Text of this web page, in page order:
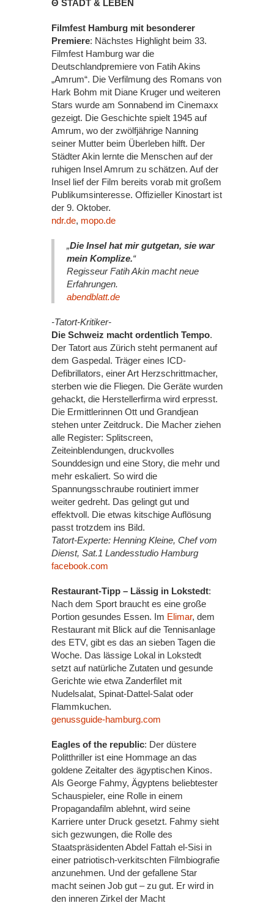
Θ STADT & LEBEN
Filmfest Hamburg mit besonderer
Premiere: Nächstes Highlight beim 33.
Filmfest Hamburg war die
Deutschlandpremiere von Fatih Akins
„Amrum“. Die Verfilmung des Romans von
Hark Bohm mit Diane Kruger und weiteren
Stars wurde am Sonnabend im Cinemaxx
gezeigt. Die Geschichte spielt 1945 auf
Amrum, wo der zwölfjährige Nanning
seiner Mutter beim Überleben hilft. Der
Städter Akin lernte die Menschen auf der
ruhigen Insel Amrum zu schätzen. Auf der
Insel lief der Film bereits vorab mit großem
Publikumsinteresse. Offizieller Kinostart ist
der 9. Oktober.
ndr.de, mopo.de
„Die Insel hat mir gutgetan, sie war
mein Komplize.“
Regisseur Fatih Akin macht neue
Erfahrungen.
abendblatt.de
-Tatort-Kritiker-
Die Schweiz macht ordentlich Tempo.
Der Tatort aus Zürich steht permanent auf
dem Gaspedal. Träger eines ICD-
Defibrillators, einer Art Herzschrittmacher,
sterben wie die Fliegen. Die Geräte wurden
gehackt, die Herstellerfirma wird erpresst.
Die Ermittlerinnen Ott und Grandjean
stehen unter Zeitdruck. Die Macher ziehen
alle Register: Splitscreen,
Zeiteinblendungen, druckvolles
Sounddesign und eine Story, die mehr und
mehr eskaliert. So wird die
Spannungsschraube routiniert immer
weiter gedreht. Das gelingt gut und
effektvoll. Die etwas kitschige Auflösung
passt trotzdem ins Bild.
Tatort-Experte: Henning Kleine, Chef vom
Dienst, Sat.1 Landesstudio Hamburg
facebook.com
Restaurant-Tipp – Lässig in Lokstedt:
Nach dem Sport braucht es eine große
Portion gesundes Essen. Im Elimar, dem
Restaurant mit Blick auf die Tennisanlage
des ETV, gibt es das an sieben Tagen die
Woche. Das lässige Lokal in Lokstedt
setzt auf natürliche Zutaten und gesunde
Gerichte wie etwa Zanderfilet mit
Nudelsalat, Spinat-Dattel-Salat oder
Flammkuchen.
genussguide-hamburg.com
Eagles of the republic: Der düstere
Politthriller ist eine Hommage an das
goldene Zeitalter des ägyptischen Kinos.
Als George Fahmy, Ägyptens beliebtester
Schauspieler, eine Rolle in einem
Propagandafilm ablehnt, wird seine
Karriere unter Druck gesetzt. Fahmy sieht
sich gezwungen, die Rolle des
Staatspräsidenten Abdel Fattah el-Sisi in
einer patriotisch-verkitschten Filmbiografie
anzunehmen. Und der gefallene Star
macht seinen Job gut – zu gut. Er wird in
den inneren Zirkel der Macht